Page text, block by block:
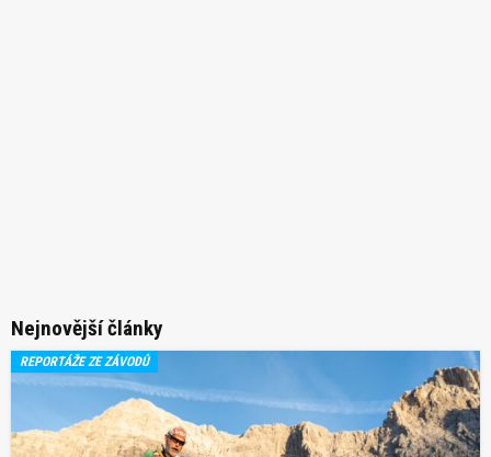
Nejnovější články
REPORTÁŽE ZE ZÁVODŮ